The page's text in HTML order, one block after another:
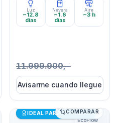
Luz
~12.8
días
Nevera
~1.6
días
Aire
~3 h
11.999.900,-
Avisarme cuando llegue
DELTA 3 1000 Air
Generador Solar 500W
EcoFlow
Últimas unidades
IDEAL PARA STARLINK
COMPARAR